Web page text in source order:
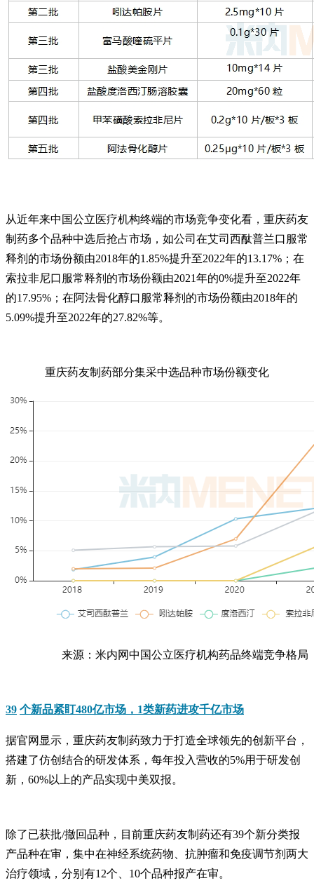
从近年来中国公立医疗机构终端的市场竞争变化看，重庆药友
制药多个品种中选后抢占市场，如公司在艾司西酞普兰口服常
释剂的市场份额由2018年的1.85%提升至2022年的13.17%；在
索拉非尼口服常释剂的市场份额由2021年的0%提升至2022年
的17.95%；在阿法骨化醇口服常释剂的市场份额由2018年的
5.09%提升至2022年的27.82%等。
重庆药友制药部分集采中选品种市场份额变化
来源：米内网中国公立医疗机构药品终端竞争格局
39 个新品紧盯480亿市场，1类新药进攻千亿市场
据官网显示，重庆药友制药致力于打造全球领先的创新平台，
搭建了仿创结合的研发体系，每年投入营收的5%用于研发创
新，60%以上的产品实现中美双报。
除了已获批/撤回品种，目前重庆药友制药还有39个新分类报
产品种在审，集中在神经系统药物、抗肿瘤和免疫调节剂两大
治疗领域，分别有12个、10个品种报产在审。